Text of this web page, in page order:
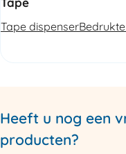
Tape dispenser
Heeft u nog een
producten?